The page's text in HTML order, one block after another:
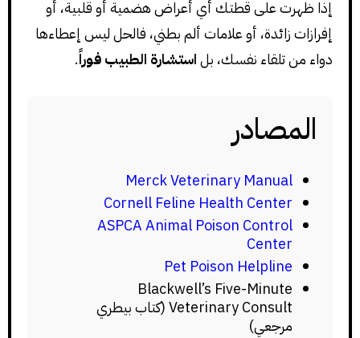
إذا ظهرت على قطتك أي أعراض هضمية أو قلبية، أو
إفرازات زائدة، أو علامات ألم بطني، فالحل ليس إعطاءها
دواء من تلقاء نفسك، بلاستشارة الطبيب فوراً.
المصادر
Merck Veterinary Manual
Cornell Feline Health Center
ASPCA Animal Poison Control
Center
Pet Poison Helpline
Blackwell’s Five-Minute
Veterinary Consult (كتاب بيطري
مرجعي)